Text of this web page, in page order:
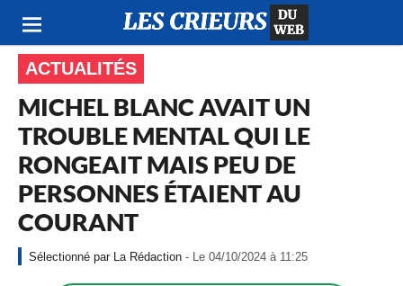
ACTUALITÉS
MICHEL BLANC AVAIT UN
TROUBLE MENTAL QUI LE
RONGEAIT MAIS PEU DE
PERSONNES ÉTAIENT AU
COURANT
La Rédaction - Le 04/10/2024 à 11:25